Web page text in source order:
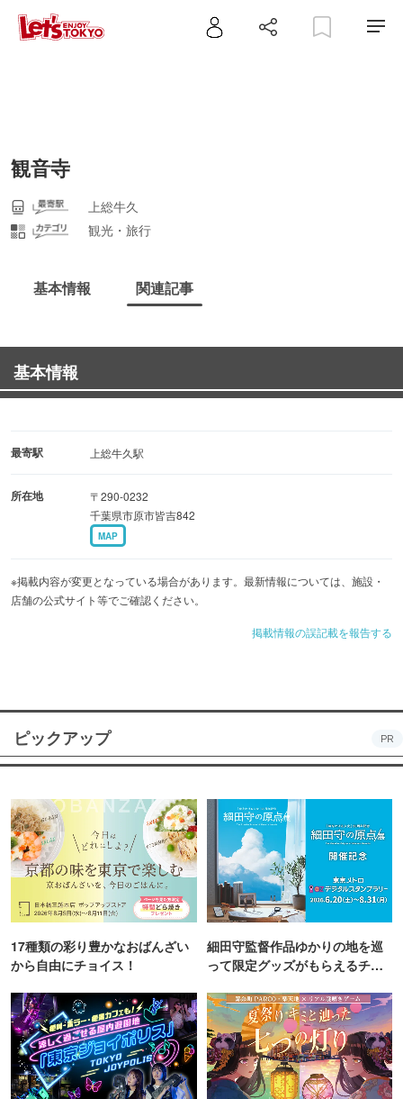
観音寺
上総牛久
観光・旅行
基本情報 関連記事
基本情報
最寄駅 上総牛久駅
所在地
〒290-0232
千葉県市原市皆吉842
MAP
※掲載内容が変更となっている場合があります。最新情報については、施設・
店舗の公式サイト等でご確認ください。
掲載情報の誤記載を報告する
ピックアップ PR
17種類の彩り豊かなおばんざい
から自由にチョイス！
細田守監督作品ゆかりの地を巡
って限定グッズがもらえるチャ